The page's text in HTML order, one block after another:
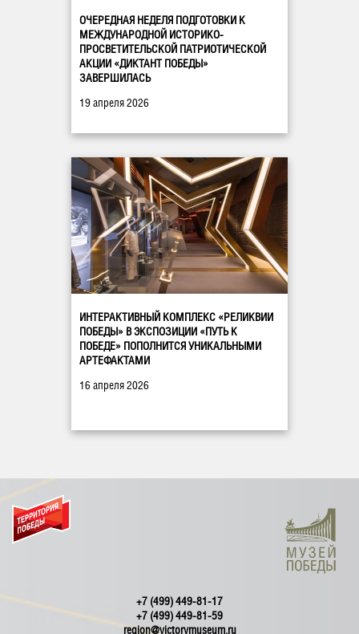
ОЧЕРЕДНАЯ НЕДЕЛЯ ПОДГОТОВКИ К
МЕЖДУНАРОДНОЙ ИСТОРИКО-
ПРОСВЕТИТЕЛЬСКОЙ ПАТРИОТИЧЕСКОЙ
АКЦИИ «ДИКТАНТ ПОБЕДЫ»
ЗАВЕРШИЛАСЬ
19 апреля 2026
ИНТЕРАКТИВНЫЙ КОМПЛЕКС «РЕЛИКВИИ
ПОБЕДЫ» В ЭКСПОЗИЦИИ «ПУТЬ К
ПОБЕДЕ» ПОПОЛНИТСЯ УНИКАЛЬНЫМИ
АРТЕФАКТАМИ
16 апреля 2026
+7 (499) 449-81-17
+7 (499) 449-81-59
region@victorymuseum.ru